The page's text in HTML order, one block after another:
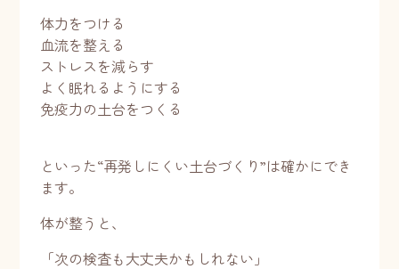
体力をつける
血流を整える
ストレスを減らす
よく眠れるようにする
免疫力の土台をつくる
といった“再発しにくい土台づくり”は確かにでき
ます。
体が整うと、
「次の検査も大丈夫かもしれない」